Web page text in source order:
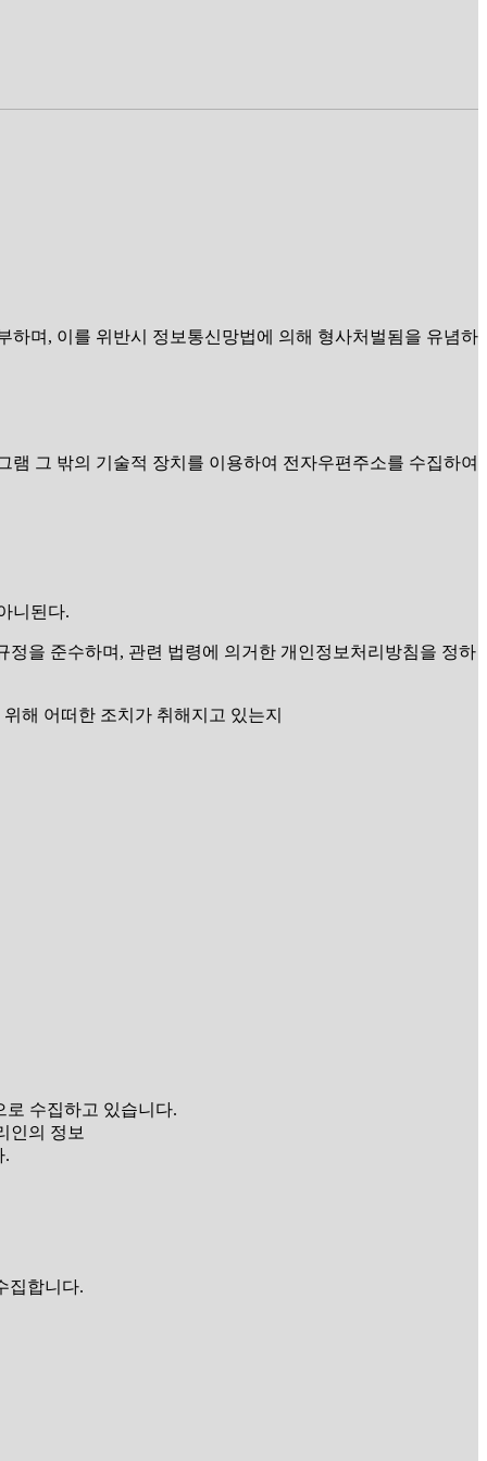
며, 이를 위반시 정보통신망법에 의해 형사처벌됨을 유념하
그 밖의 기술적 장치를 이용하여 전자우편주소를 수집하여
니된다.
을 준수하며, 관련 법령에 의거한 개인정보처리방침을 정하
해 어떠한 조치가 취해지고 있는지
로 수집하고 있습니다.
인의 정보
.
집합니다.